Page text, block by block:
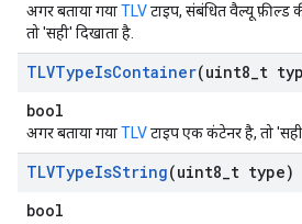
अगर बताया गयाTLVटाइप, संबंधित वैल्यू फ़ील्ड
तो 'सही' दिखाता है.
TLVTypeIsContainer(uint8 t
bool
अगर बताया गयाTLVटाइप एक कंटेनर है, तो
TLVTypeIsString(uint8 t type)
bool